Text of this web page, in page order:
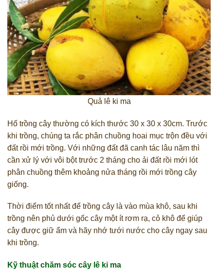
Quả lê ki ma
Hố trồng cây thường có kích thước 30 x 30 x 30cm. Trước
khi trồng, chúng ta rắc phân chuồng hoai mục trộn đều với
đất rồi mới trồng. Với những đất đã canh tác lâu năm thì
cần xử lý với vôi bột trước 2 tháng cho ải đất rồi mới lót
phân chuồng thêm khoảng nửa tháng rồi mới trồng cây
giống.
Thời điểm tốt nhất để trồng cây là vào mùa khô, sau khi
trồng nên phủ dưới gốc cây một ít rơm rạ, cỏ khô để giúp
cây được giữ ẩm và hãy nhớ tưới nước cho cây ngay sau
khi trồng.
Kỹ thuật chăm sóc cây lê ki ma